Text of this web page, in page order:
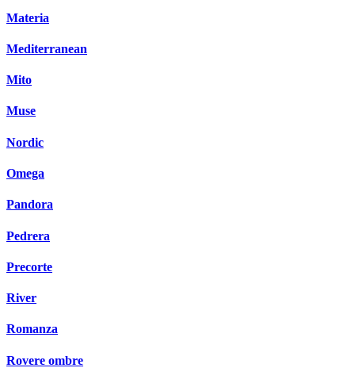
Materia
Mediterranean
Mito
Muse
Nordic
Omega
Pandora
Pedrera
Precorte
River
Romanza
Rovere ombre